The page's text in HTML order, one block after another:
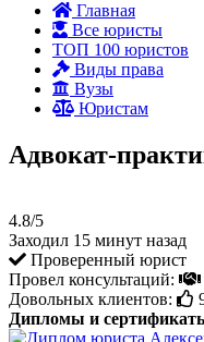
Главная
Все юристы
ТОП 100 юристов
Виды права
Вузы
Юристам
Адвокат-
4.8/5
Заходил 15 минут назад
Проверенный юрист
Провел консультаций:
Довольных клиентов:
Дипломы и